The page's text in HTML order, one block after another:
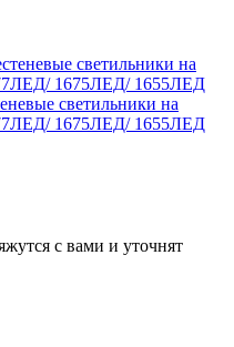
светильники на
1675ЛЕД/ 1655ЛЕД
с вами и уточнят